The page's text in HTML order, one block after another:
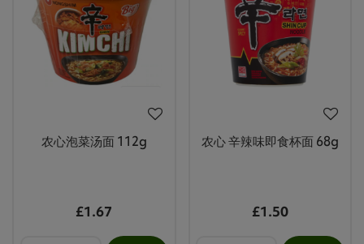
农心泡菜汤面 112g
£1.67
农心 辛辣味即食杯面 68g
£1.50